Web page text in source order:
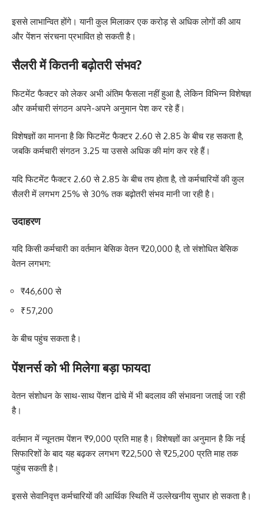
इससे लाभान्वित होंगे। यानी कुल मिलाकर एक करोड़ से अधिक लोगों की आय
और पेंशन संरचना प्रभावित हो सकती है।
सैलरी में कितनी बढ़ोतरी संभव?
फिटमेंट फैक्टर को लेकर अभी अंतिम फैसला नहीं हुआ है, लेकिन विभिन्न विशेषज्ञ
और कर्मचारी संगठन अपने-अपने अनुमान पेश कर रहे हैं।
विशेषज्ञों का मानना है कि फिटमेंट फैक्टर 2.60 से 2.85 के बीच रह सकता है,
जबकि कर्मचारी संगठन 3.25 या उससे अधिक की मांग कर रहे हैं।
यदि फिटमेंट फैक्टर 2.60 से 2.85 के बीच तय होता है, तो कर्मचारियों की कुल
सैलरी में लगभग 25% से 30% तक बढ़ोतरी संभव मानी जा रही है।
उदाहरण
यदि किसी कर्मचारी का वर्तमान बेसिक वेतन ₹20,000 है, तो संशोधित बेसिक
वेतन लगभग:
₹46,600 से
₹57,200
के बीच पहुंच सकता है।
पेंशनर्स को भी मिलेगा बड़ा फायदा
वेतन संशोधन के साथ-साथ पेंशन ढांचे में भी बदलाव की संभावना जताई जा रही
है।
वर्तमान में न्यूनतम पेंशन ₹9,000 प्रति माह है। विशेषज्ञों का अनुमान है कि नई
सिफारिशों के बाद यह बढ़कर लगभग ₹22,500 से ₹25,200 प्रति माह तक
पहुंच सकती है।
इससे सेवानिवृत्त कर्मचारियों की आर्थिक स्थिति में उल्लेखनीय सुधार हो सकता है।